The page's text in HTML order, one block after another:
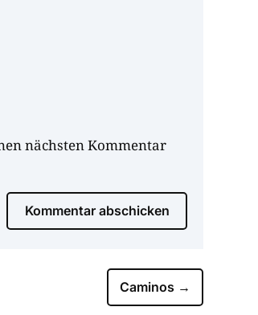
nächsten Kommentar
Kommentar abschicken
Caminos →